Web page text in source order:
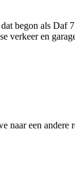
begon als
verkeer en
naar een